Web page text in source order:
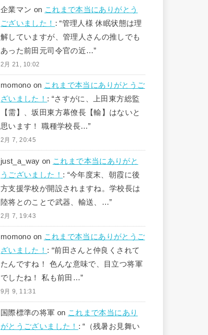
企業マン on これまで本当にありがとう
ございました！ : “管理人様 休眠状態は理
解していますが、管理人さんの推しでも
あった前田元司令官の近…”
2月 21, 10:02
momono on これまで本当にありがとうご
ざいました！ : “さすがに、上田東方総監
【需】、坂田東方幕僚長【輸】はないと
思います！ 職種学校長…”
2月 7, 20:45
just_a_way on これまで本当にありがと
うございました！ : “今年度末、朝霞に後
方支援学校が開設されますね。学校長は
陸将とのことで武器、輸送、…”
2月 7, 19:43
momono on これまで本当にありがとうご
ざいました！ : “前田さんと仲良くされて
たんですね！ 色んな意味で、目立つ将軍
でしたね！ 私も前田…”
9月 9, 11:31
国際標準の将軍 on これまで本当にあり
がとうございました！ : “ （残暑お見舞い